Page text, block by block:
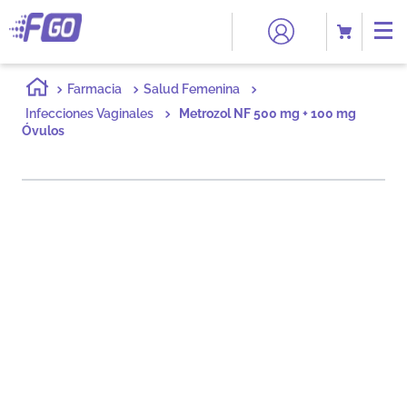
Farmacia
Salud Femenina
Infecciones Vaginales
Metrozol NF 500 mg + 100 mg
Óvulos